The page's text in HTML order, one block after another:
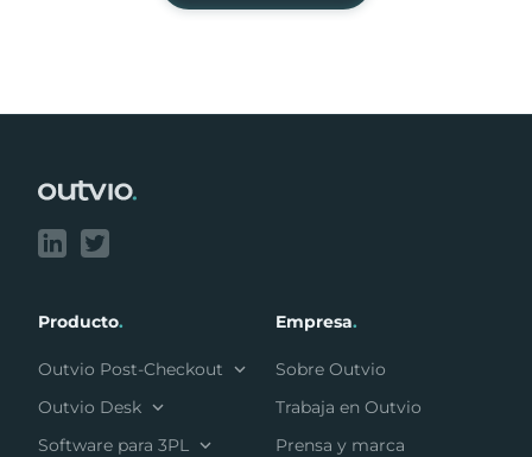
Producto.
Outvio Post-Checkout
Outvio Desk
Software para 3PL
Empresa.
Sobre Outvio
Trabaja en Outvio
Prensa y marca